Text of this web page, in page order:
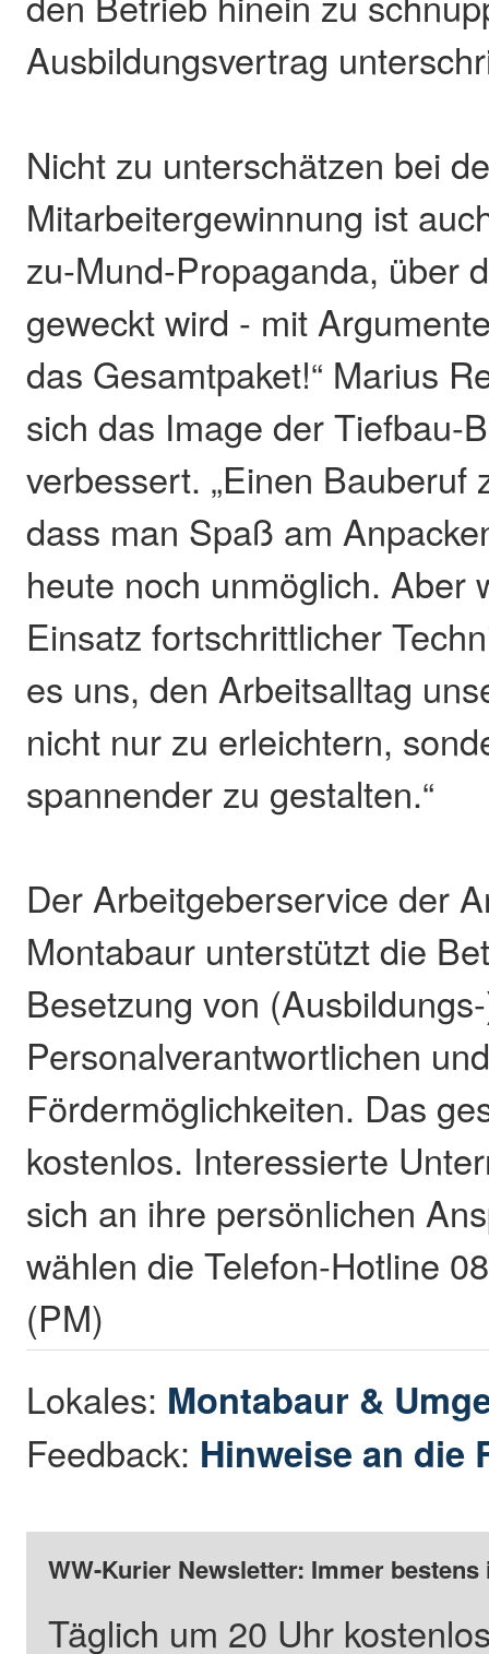
Ausbildungsvertrag
Nicht zu unterschätzen bei
Mitarbeitergewinnung ist
zu-Mund-Propaganda, über
geweckt wird - mit
das Gesamtpaket!“ Marius
sich das Image der Tiefbau-
verbessert. „Einen Bauberuf
dass man Spaß am
heute noch unmöglich. Aber
Einsatz fortschrittlicher
es uns, den Arbeitsalltag
nicht nur zu erleichtern,
spannender zu gestalten.“
Der Arbeitgeberservice der
Montabaur unterstützt die
Besetzung von
Personalverantwortlichen
Fördermöglichkeiten. Das
kostenlos. Interessierte
sich an ihre persönlichen
wählen die Telefon-Hotline
(PM)
Lokales: Montabaur &
Feedback: Hinweise an die
WW-Kurier Newsletter: Immer
Täglich um 20 Uhr